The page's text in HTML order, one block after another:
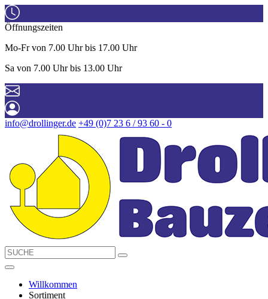
Öffnungszeiten
Mo-Fr von 7.00 Uhr bis 17.00 Uhr
Sa von 7.00 Uhr bis 13.00 Uhr
info@drollinger.de +49 (0)7 23 6 / 93 60 - 0
Willkommen
Sortiment